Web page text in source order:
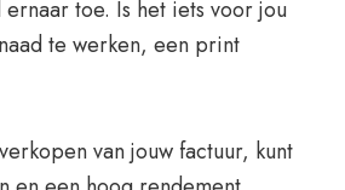
toe. Is het iets voor jou
te werken, een print
van jouw factuur, kunt